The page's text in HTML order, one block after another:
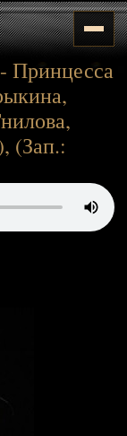
Принцесса
(Зап.: